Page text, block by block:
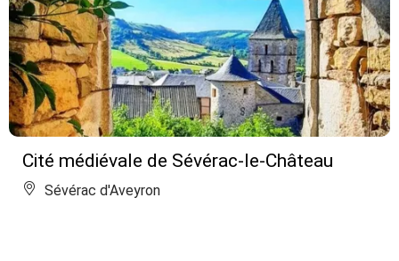
Cité médiévale de Sévérac-le-Château
Sévérac d'Aveyron